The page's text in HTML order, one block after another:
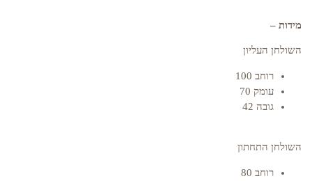
מידות –
השולחן העליון
רוחב 100
עומק 70
גובה 42
השולחן התחתון
רוחב 80